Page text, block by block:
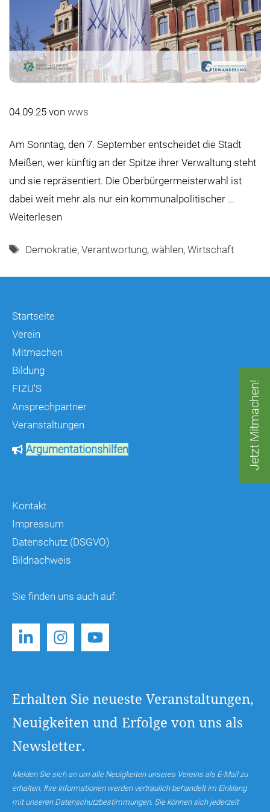
04.09.25 von wws
Am Sonntag, den 7. September entscheidet die Stadt
Meißen, wer künftig an der Spitze ihrer Verwaltung steht
und sie repräsentiert. Die Oberbürgermeisterwahl ist
dabei weit mehr als nur ein kommunalpolitischer …
Weiterlesen
Schlagwörter
Demokratie,Verantwortung,wählen,Wirtschaft
Jetzt Mitmachen!
Startseite
Verein
Mitmachen
Bildung
FIZU'S
Ansprechpartner
Veranstaltungen
Argumentationshilfen
Kontakt
Impressum
Datenschutz (DSGVO)
Bildnachweis
Sie finden uns auch auf:
Erhalten Sie neueste Veranstaltungen,
Neuigkeiten und Erfolge von uns als
Newsletter.
Melden Sie sich an um alle Neuigkeiten unseres Vereins als E-Mail zu
erhalten. Ihre Informationen werden vertraulich behandelt im Einklang
mit unseren Datenschutzbestimmungen. Sie können sich jederzeit